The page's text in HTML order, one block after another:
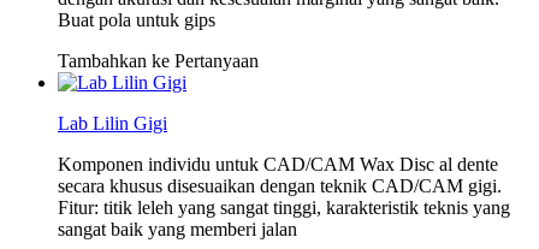
Buat pola untuk gips
Tambahkan ke Pertanyaan
Lab Lilin Gigi
Komponen individu untuk CAD/CAM Wax Disc al dente
secara khusus disesuaikan dengan teknik CAD/CAM gigi.
Fitur: titik leleh yang sangat tinggi, karakteristik teknis yang
sangat baik yang memberi jalan